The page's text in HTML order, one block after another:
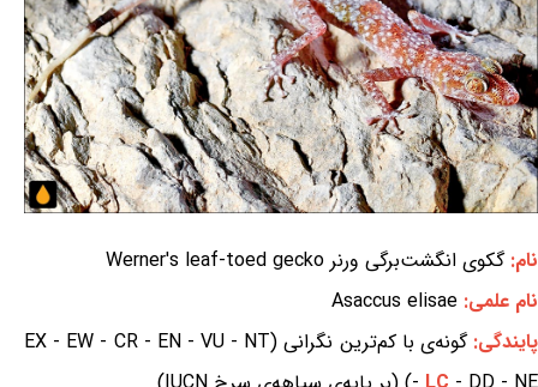
نام:گکوی انگشت‌برگی ورنر Werner's leaf-toed gecko
نام علمی: Asaccus elisae
پایندگی:
گونه‌ی با کم‌ترین نگرانی (EX - EW - CR - EN - VU - NT